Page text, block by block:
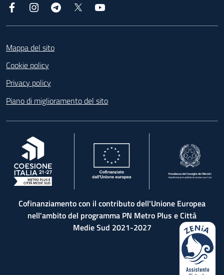
Facebook InstagramTelegram
Mappa del sito
Cookie policy
Privacy policy
Piano di miglioramento del sito
, apre in una nuova scheda
Cofinanziamento con il contributo dell'Unione Europea
nell'ambito del programma PN Metro Plus e Città
Medie Sud 2021-2027